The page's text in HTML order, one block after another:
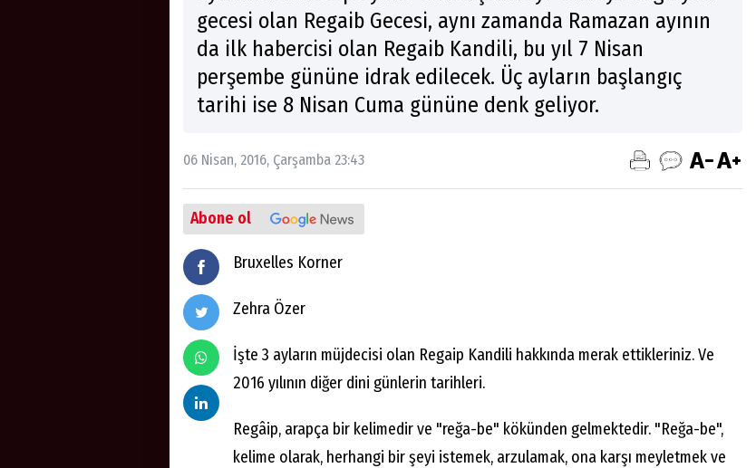
gecesi olan Regaib Gecesi, aynı zamanda Ramazan ayının
da ilk habercisi olan Regaib Kandili, bu yıl 7 Nisan
perşembe gününe idrak edilecek. Üç ayların başlangıç
tarihi ise 8 Nisan Cuma gününe denk geliyor.
06 Nisan, 2016, Çarşamba 23:43
Abone ol
Bruxelles Korner
Zehra Özer
İşte 3 ayların müjdecisi olan Regaip Kandili hakkında merak ettikleriniz. Ve
2016 yılının diğer dini günlerin tarihleri.
Regâip, arapça bir kelimedir ve "reğa-be" kökünden gelmektedir. "Reğa-be",
kelime olarak, herhangi bir şeyi istemek, arzulamak, ona karşı meyletmek ve